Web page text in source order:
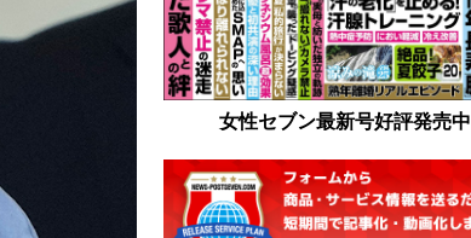
女性セブン最新号好評発売中